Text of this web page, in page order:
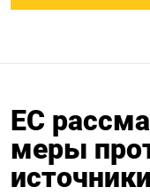
ЕС
меры
источники